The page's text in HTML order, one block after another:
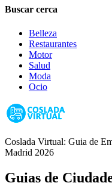
Buscar cerca
Belleza
Restaurantes
Motor
Salud
Moda
Ocio
Coslada Virtual: Guia de
Madrid 2026
Guias de